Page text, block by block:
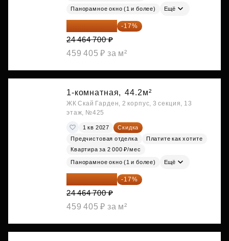
Панорамное окно (1 и более) Ещё
20 305 701 ₽ -17%
24 464 700 ₽
459 405 ₽ за м²
1-комнатная, 44.2м²
ЖК Скай Гарден, 2 корпус, 3 секция, 13
этаж, №425
1 кв 2027
Скидка
Предчистовая отделка
Платите как хотите
Квартира за 2 000 ₽/мес
Панорамное окно (1 и более) Ещё
20 305 701 ₽ -17%
24 464 700 ₽
459 405 ₽ за м²